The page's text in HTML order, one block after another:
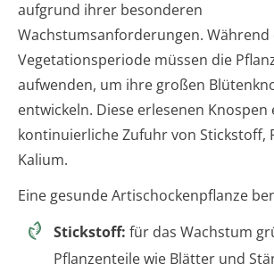
aufgrund ihrer besonderen
Wachstumsanforderungen. Während
Vegetationsperiode müssen die
aufwenden, um ihre großen
entwickeln. Diese erlesenen
kontinuierliche Zufuhr von Stickstoff,
Kalium.
Eine gesunde Artischockenpflanze
Stickstoff: für das Wachstum
Pflanzenteile wie Blätter und